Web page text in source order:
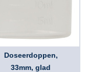
Doseerdoppen,
33mm, glad